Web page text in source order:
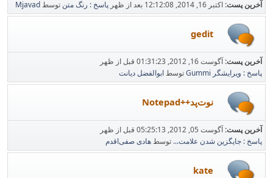
آخرین پست:اکتبر 16, 2014, 12:12:08 بعد از ظهر پاسخ : رنگ متن توسطMjavad
gedit
آخرین پست:آگوست 16, 2012, 01:31:23 قبل از ظهر
پاسخ : ویرایشگر Gummi
توسطابوالفضل دیانت
نوت‌پد++Notepad
آخرین پست:آگوست 05, 2012, 05:25:13 قبل از ظهر
پاسخ : جایگزین شدن علامت... توسطهادی صفی‌اقدم
kate